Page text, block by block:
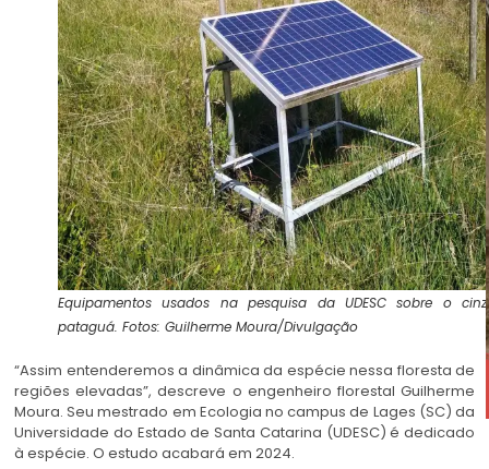
Equipamentos usados na pesquisa da UDESC sobre o
pataguá. Fotos: Guilherme Moura/Divulgação
“Assim entenderemos a dinâmica da espécie nessa floresta de
regiões elevadas”, descreve o engenheiro florestal Guilherme
Moura. Seu mestrado em Ecologia no campus de Lages (SC) da
Universidade do Estado de Santa Catarina (UDESC) é dedicado
à espécie. O estudo acabará em 2024.